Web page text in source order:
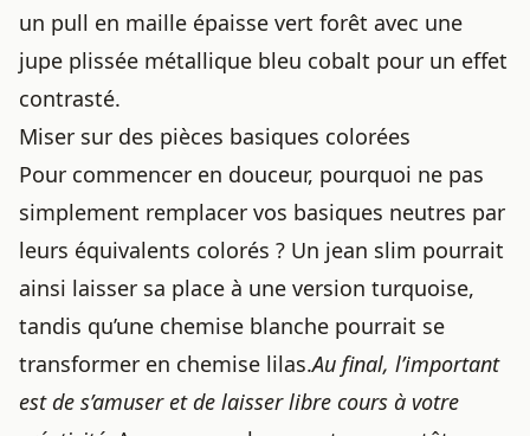
un pull en maille épaisse vert forêt avec une
jupe plissée métallique bleu cobalt pour un effet
contrasté.
Miser sur des pièces basiques colorées
Pour commencer en douceur, pourquoi ne pas
simplement remplacer vos basiques neutres par
leurs équivalents colorés ? Un jean slim pourrait
ainsi laisser sa place à une version turquoise,
tandis qu’une chemise blanche pourrait se
transformer en chemise lilas.Au final, l’important
est de s’amuser et de laisser libre cours à votre